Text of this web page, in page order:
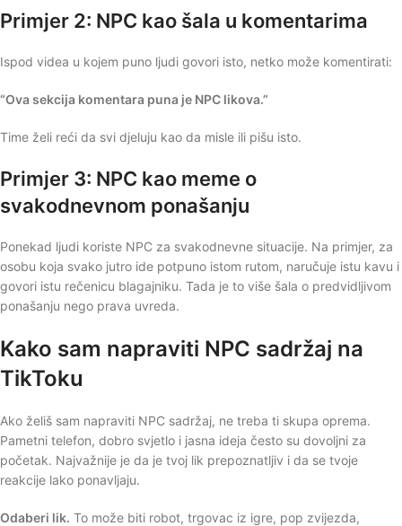
Primjer 2: NPC kao šala u komentarima
Ispod videa u kojem puno ljudi govori isto, netko može komentirati:
“Ova sekcija komentara puna je NPC likova.”
Time želi reći da svi djeluju kao da misle ili pišu isto.
Primjer 3: NPC kao meme o
svakodnevnom ponašanju
Ponekad ljudi koriste NPC za svakodnevne situacije. Na primjer, za
osobu koja svako jutro ide potpuno istom rutom, naručuje istu kavu i
govori istu rečenicu blagajniku. Tada je to više šala o predvidljivom
ponašanju nego prava uvreda.
Kako sam napraviti NPC sadržaj na
TikToku
Ako želiš sam napraviti NPC sadržaj, ne treba ti skupa oprema.
Pametni telefon, dobro svjetlo i jasna ideja često su dovoljni za
početak. Najvažnije je da je tvoj lik prepoznatljiv i da se tvoje
reakcije lako ponavljaju.
Odaberi lik. To može biti robot, trgovac iz igre, pop zvijezda,